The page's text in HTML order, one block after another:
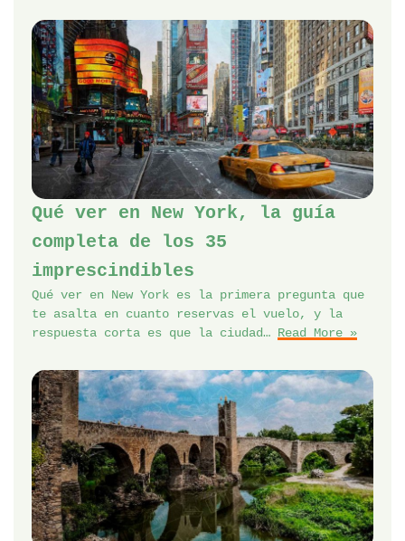
Qué ver en New York, la guía
completa de los 35
imprescindibles
Qué ver en New York es la primera pregunta que
te asalta en cuanto reservas el vuelo, y la
respuesta corta es que la ciudad… Read More »